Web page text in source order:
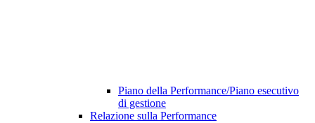
Piano della Performance/Piano esecutivo
di gestione
Relazione sulla Performance